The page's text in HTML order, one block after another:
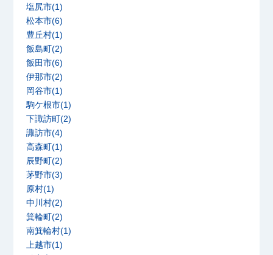
塩尻市(1)
松本市(6)
豊丘村(1)
飯島町(2)
飯田市(6)
伊那市(2)
岡谷市(1)
駒ケ根市(1)
下諏訪町(2)
諏訪市(4)
高森町(1)
辰野町(2)
茅野市(3)
原村(1)
中川村(2)
箕輪町(2)
南箕輪村(1)
上越市(1)